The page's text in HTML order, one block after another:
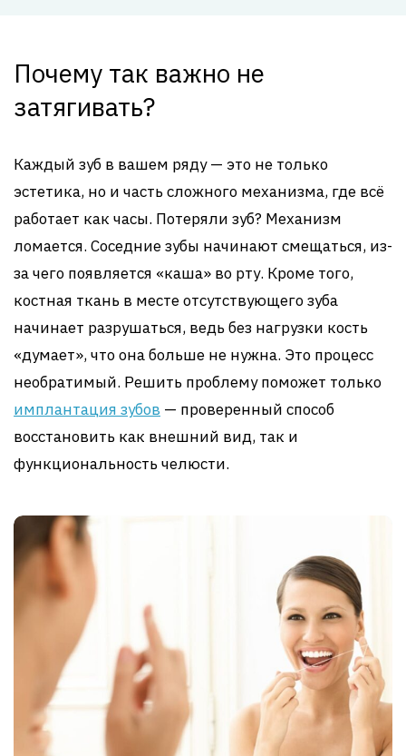
Почему так важно не
затягивать?
Каждый зуб в вашем ряду — это не только
эстетика, но и часть сложного механизма, где всё
работает как часы. Потеряли зуб? Механизм
ломается. Соседние зубы начинают смещаться, из-
за чего появляется «каша» во рту. Кроме того,
костная ткань в месте отсутствующего зуба
начинает разрушаться, ведь без нагрузки кость
«думает», что она больше не нужна. Это процесс
необратимый. Решить проблему поможет только
имплантация зубов — проверенный способ
восстановить как внешний вид, так и
функциональность челюсти.